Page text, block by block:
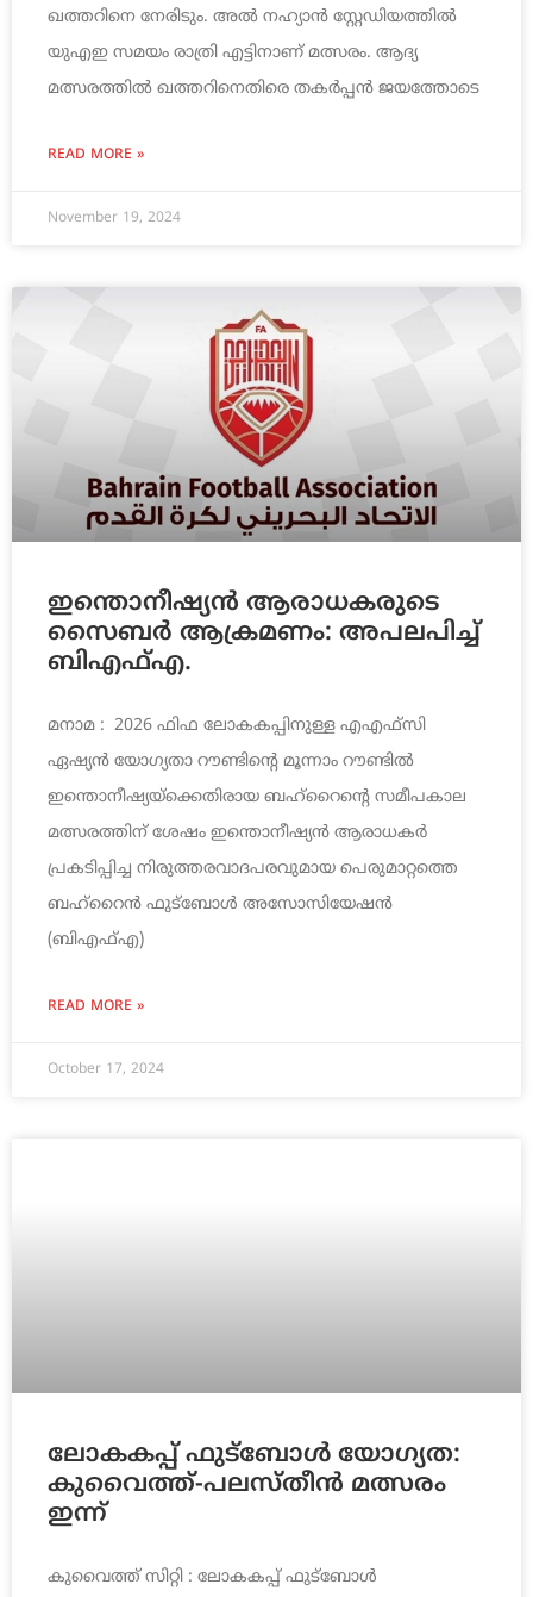
ഖത്തറിനെ നേരിടും. അൽ നഹ്യാൻ സ്റ്റേഡിയത്തിൽ
യുഎഇ സമയം രാത്രി എട്ടിനാണ് മത്സരം. ആദ്യ
മത്സരത്തിൽ ഖത്തറിനെതിരെ തകർപ്പൻ ജയത്തോടെ
READ MORE »
November 19, 2024
ഇന്തൊനീഷ്യൻ ആരാധകരുടെ
സൈബർ ആക്രമണം: അപലപിച്ച്
ബിഎഫ്എ.
മനാമ : 2026 ഫിഫ ലോകകപ്പിനുള്ള എഎഫ്‌സി
ഏഷ്യൻ യോഗ്യതാ റൗണ്ടിന്‍റെ മൂന്നാം റൗണ്ടിൽ
ഇന്തൊനീഷ്യയ്‌ക്കെതിരായ ബഹ്‌റൈന്‍റെ സമീപകാല
മത്സരത്തിന് ശേഷം ഇന്തൊനീഷ്യൻ ആരാധകർ
പ്രകടിപ്പിച്ച നിരുത്തരവാദപരവുമായ പെരുമാറ്റത്തെ
ബഹ്‌റൈൻ ഫുട്‌ബോൾ അസോസിയേഷൻ
(ബിഎഫ്എ)
READ MORE »
October 17, 2024
ലോകകപ്പ് ഫുട്‌ബോള്‍ യോഗ്യത:
കുവൈത്ത്-പലസ്തീന്‍ മത്സരം
ഇന്ന്
കുവൈത്ത്‌ സിറ്റി : ലോകകപ്പ് ഫുട്‌ബോള്‍